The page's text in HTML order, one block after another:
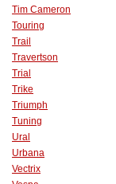
Tim Cameron
Touring
Trail
Travertson
Trial
Trike
Triumph
Tuning
Ural
Urbana
Vectrix